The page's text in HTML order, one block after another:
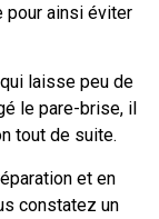
pour ainsi éviter
laisse peu de
le pare-brise, il
tout de suite.
et en
constatez un